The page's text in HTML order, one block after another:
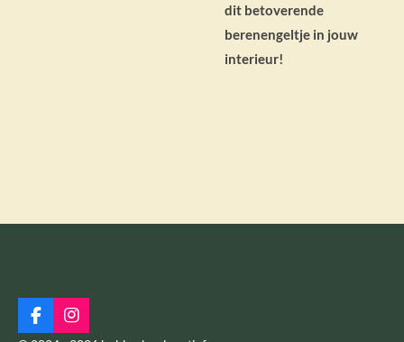
dit betoverende
berenengeltje in jouw
interieur!
F
a
I
n